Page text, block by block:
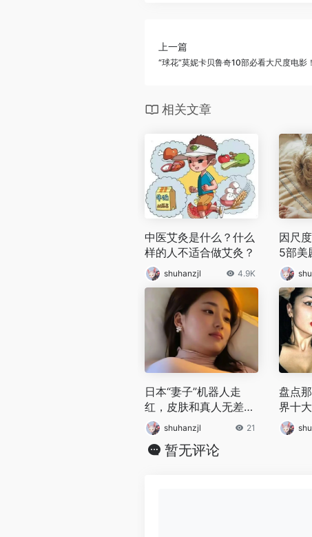
上一篇
“球花”莫妮卡贝鲁奇10部必看大尺度电影
相关文章
中医艾灸是什么？什么
样的人不适合做艾灸？
shuhanzjl 4.9K
因尺
5部美
女主
日本“妻子”机器人走
红，皮肤和真人无差
别，“生育功能”是一大
亮点
shuhanzjl 21
盘点
界十
暂无评论